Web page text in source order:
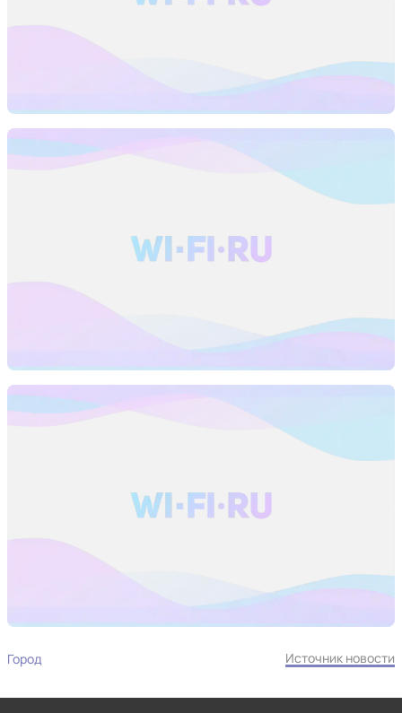
Город Источник новости